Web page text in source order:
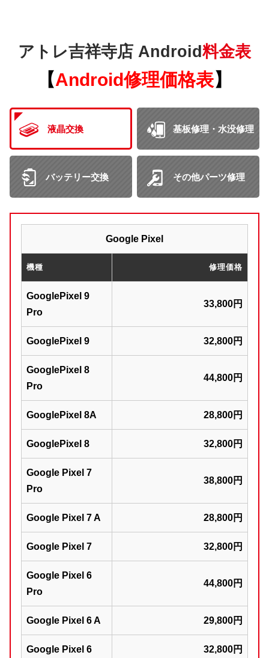
アトレ吉祥寺店 Android 料金表
【Android修理価格表】
液晶交換 基板修理・水没修理
バッテリー交換 その他パーツ修理
Google Pixel
機種 修理価格
GooglePixel 9
Pro
33,800円
GooglePixel 9 32,800円
GooglePixel 8
Pro
44,800円
GooglePixel 8A 28,800円
GooglePixel 8 32,800円
Google Pixel 7
Pro
38,800円
Google Pixel 7 A 28,800円
Google Pixel 7 32,800円
Google Pixel 6
Pro
44,800円
Google Pixel 6 A 29,800円
Google Pixel 6 32,800円